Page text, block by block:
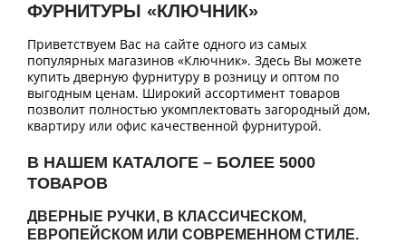
ФУРНИТУРЫ «КЛЮЧНИК»
Приветствуем Вас на сайте одного из самых
популярных магазинов «Ключник». Здесь Вы можете
купить дверную фурнитуру в розницу и оптом по
выгодным ценам. Широкий ассортимент товаров
позволит полностью укомплектовать загородный дом,
квартиру или офис качественной фурнитурой.
В НАШЕМ КАТАЛОГЕ – БОЛЕЕ 5000
ТОВАРОВ
ДВЕРНЫЕ РУЧКИ, В КЛАССИЧЕСКОМ,
ЕВРОПЕЙСКОМ ИЛИ СОВРЕМЕННОМ СТИЛЕ.